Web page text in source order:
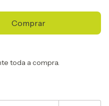
toda a compra.